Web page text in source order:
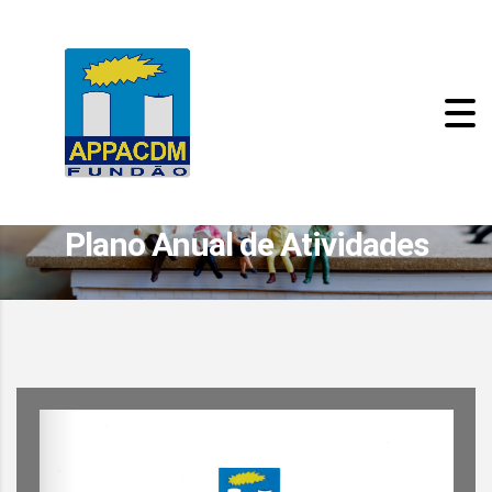
Plano Anual de Atividades